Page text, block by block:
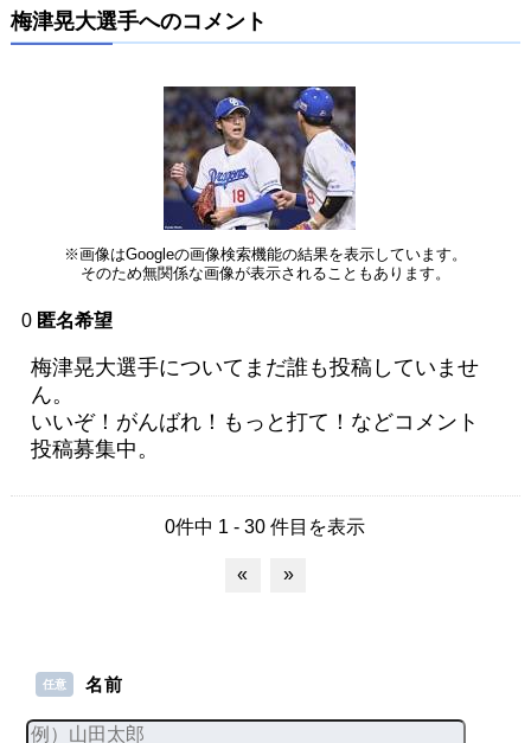
梅津晃大選手へのコメント
※画像はGoogleの画像検索機能の結果を表示しています。
そのため無関係な画像が表示されることもあります。
0 匿名希望
梅津晃大選手についてまだ誰も投稿していませ
ん。
いいぞ！がんばれ！もっと打て！などコメント
投稿募集中。
0件中 1 - 30 件目を表示
« »
任意 名前